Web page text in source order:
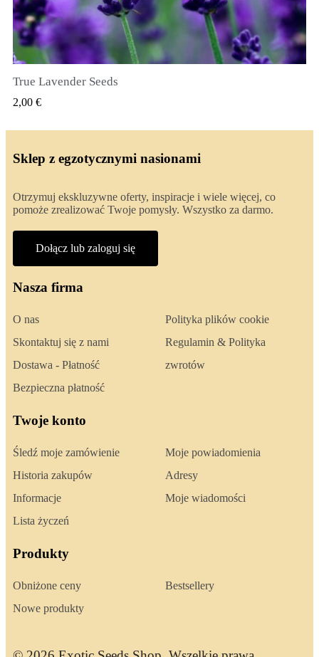
SZYBKI PODGLĄD
True Lavender Seeds
2,00 €
Sklep z egzotycznymi nasionami
Otrzymuj ekskluzywne oferty, inspiracje i wiele więcej, co
pomoże zrealizować Twoje pomysły. Wszystko za darmo.
Dołącz lub zaloguj się
Nasza firma
O nas
Skontaktuj się z nami
Dostawa - Płatność
Bezpieczna płatność
Polityka plików cookie
Regulamin & Polityka
zwrotów
Twoje konto
Śledź moje zamówienie
Historia zakupów
Informacje
Lista życzeń
Moje powiadomienia
Adresy
Moje wiadomości
Produkty
Obniżone ceny
Nowe produkty
Bestsellery